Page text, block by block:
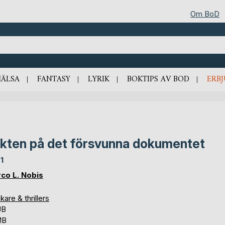
Om BoD
FANTASY LYRIK BOKTIPS AV BOD
på det försvunna dokumentet
L. Nobis
& thrillers